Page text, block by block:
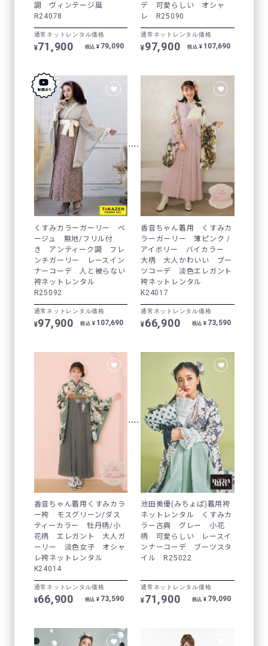
調 ヴィンテージ風
R24078
通常ネットレンタル価格
¥71,900 税込 ¥ 79,090
デ 可愛らしい オシャ
レ R25090
通常ネットレンタル価格
¥97,900 税込 ¥ 107,690
くすみカラーガーリー ベ
ージュ 無地/フリル付
き アンティーク調 フレ
ンチガーリー レースイン
ナーコーデ 人と被らない
袴ネットレンタル
R25092
通常ネットレンタル価格
¥97,900 税込 ¥ 107,690
香音ちゃん着用 くすみカ
ラーガーリー 薄ピンク /
アイボリー バイカラー
大柄 大人かわいい ブー
ツコーデ 淡色エレガント
袴ネットレンタル
K24017
通常ネットレンタル価格
¥66,900 税込 ¥ 73,590
香音ちゃん着用くすみカラ
ー袴 モスグリーン/ダス
ティーカラー 牡丹柄/小
花柄 エレガント 大人ガ
ーリー 淡色女子 オシャ
レ袴ネットレンタル
K24014
通常ネットレンタル価格
¥66,900 税込 ¥ 73,590
池田美優(みちょぱ)着用袴
ネットレンタル くすみカ
ラー古典 グレー 小花
柄 可愛らしい レースイ
ンナーコーデ ブーツスタ
イル R25022
通常ネットレンタル価格
¥71,900 税込 ¥ 79,090